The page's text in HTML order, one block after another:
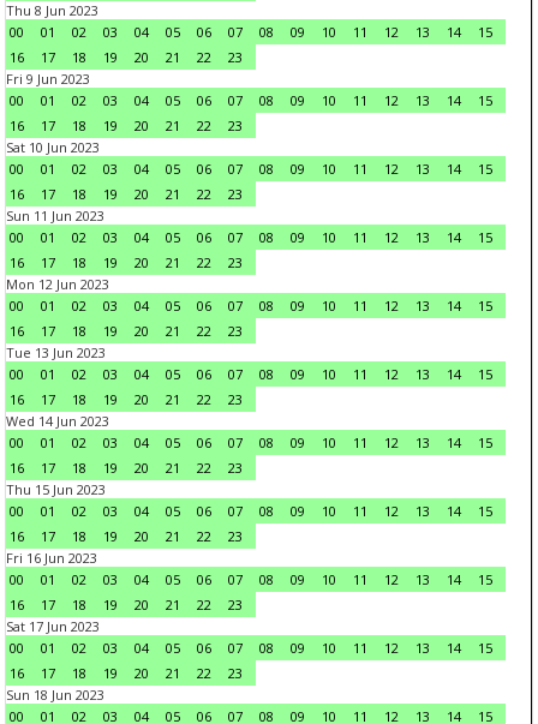
Thu 8 Jun 2023
00
01 02 03 04 05 06 07 08 09 10 11 12 13 14
15
16
17 18 19 20 21 22
23
Fri 9 Jun 2023
00
01 02 03 04 05 06 07 08 09 10 11 12 13 14
15
16
17 18 19 20 21 22
23
Sat 10 Jun 2023
00
01 02 03 04 05 06 07 08 09 10 11 12 13 14
15
16
17 18 19 20 21 22
23
Sun 11 Jun 2023
00
01 02 03 04 05 06 07 08 09 10 11 12 13 14
15
16
17 18 19 20 21 22
23
Mon 12 Jun 2023
00
01 02 03 04 05 06 07 08 09 10 11 12 13 14
15
16
17 18 19 20 21 22
23
Tue 13 Jun 2023
00
01 02 03 04 05 06 07 08 09 10 11 12 13 14
15
16
17 18 19 20 21 22
23
Wed 14 Jun 2023
00
01 02 03 04 05 06 07 08 09 10 11 12 13 14
15
16
17 18 19 20 21 22
23
Thu 15 Jun 2023
00
01 02 03 04 05 06 07 08 09 10 11 12 13 14
15
16
17 18 19 20 21 22
23
Fri 16 Jun 2023
00
01 02 03 04 05 06 07 08 09 10 11 12 13 14
15
16
17 18 19 20 21 22
23
Sat 17 Jun 2023
00
01 02 03 04 05 06 07 08 09 10 11 12 13 14
15
16
17 18 19 20 21 22
23
Sun 18 Jun 2023
00
01 02 03 04 05 06 07 08 09 10 11 12 13 14
15